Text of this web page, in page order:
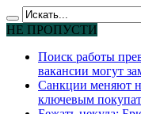
НЕ ПРОПУСТИ
Поиск работы
вакансии могут
Санкции меняют
ключевым